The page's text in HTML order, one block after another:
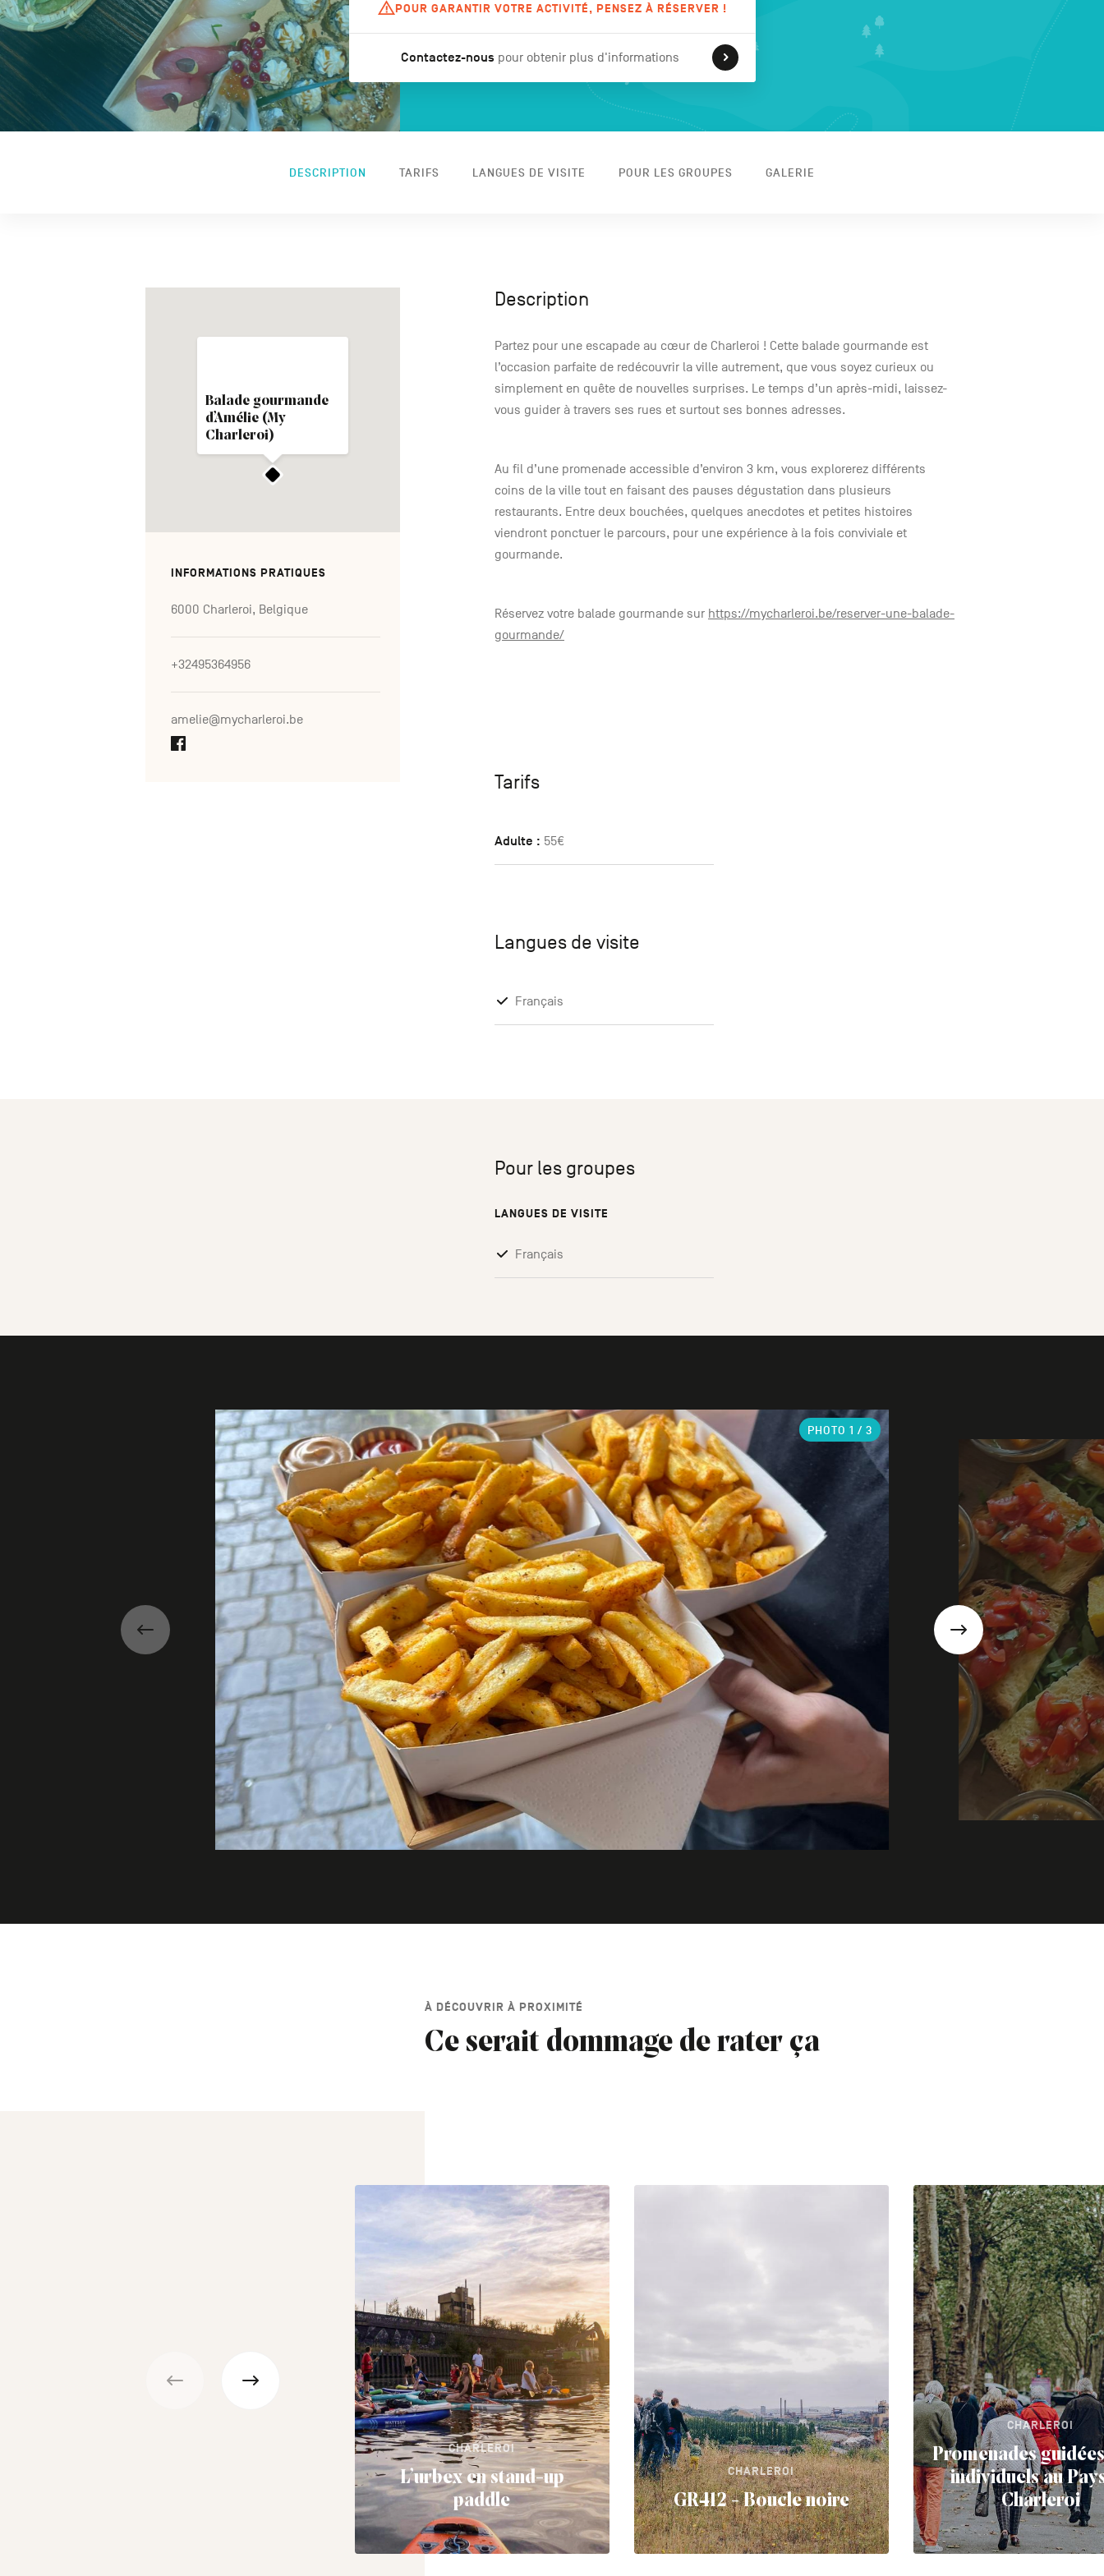
POUR GARANTIR VOTRE ACTIVITÉ, PENSEZ À RÉSERVER !
Contactez-nous pour obtenir plus d'informations
DESCRIPTION TARIFS LANGUES DE VISITE POUR LES GROUPES GALERIE
Balade gourmande
d’Amélie (My
Charleroi)
INFORMATIONS PRATIQUES
6000 Charleroi, Belgique
+32495364956
amelie@mycharleroi.be
Description
Partez pour une escapade au cœur de Charleroi ! Cette balade gourmande est
l’occasion parfaite de redécouvrir la ville autrement, que vous soyez curieux ou
simplement en quête de nouvelles surprises. Le temps d’un après-midi, laissez-
vous guider à travers ses rues et surtout ses bonnes adresses.
Au fil d’une promenade accessible d’environ 3 km, vous explorerez différents
coins de la ville tout en faisant des pauses dégustation dans plusieurs
restaurants. Entre deux bouchées, quelques anecdotes et petites histoires
viendront ponctuer le parcours, pour une expérience à la fois conviviale et
gourmande.
Réservez votre balade gourmande sur https://mycharleroi.be/reserver-une-balade-
gourmande/
Tarifs
Adulte : 55€
Langues de visite
Français
Pour les groupes
LANGUES DE VISITE
Français
Précédent Suivant
PHOTO 1 / 3
À DÉCOUVRIR À PROXIMITÉ
Ce serait dommage de rater ça
CHARLEROI
L’urbex en stand-up
paddle
CHARLEROI
GR412 - Boucle noire
CHARLEROI
Promenades
individuels au
Charleroi
Précédent Suivant